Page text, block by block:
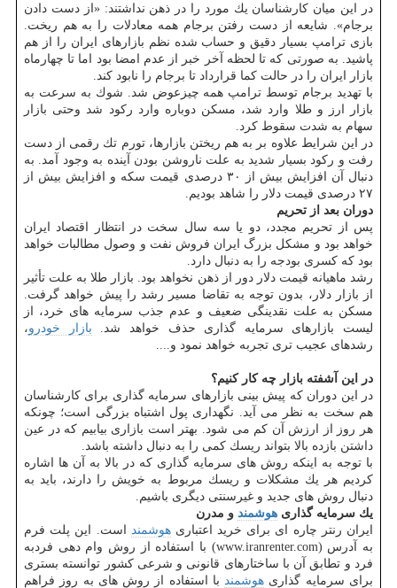
در این میان كارشناسان یك مورد را در ذهن نداشتند: «از دست دادن
برجام». شایعه از دست رفتن برجام همه معادلات را به هم ریخت.
بازی ترامپ بسیار دقیق و حساب شده نظم بازارهای ایران را از هم
پاشید. به صورتی كه تا لحظه آخر خبر از عدم امضا بود اما تا چهارماه
بازار ایران را در حالت كما قرارداد تا برجام را نابود كند.
با تهدید برجام توسط ترامپ همه چیزعوض شد. شوك به سرعت به
بازار ارز و طلا وارد شد، مسكن دوباره وارد ركود شد وحتی بازار
سهام به شدت سقوط كرد.
در این شرایط علاوه بر به هم ریختن بازارها، تورم تك رقمی از دست
رفت و ركود بسیار شدید به علت ناروشن بودن آینده به وجود آمد. به
دنبال آن افزایش بیش از ۳۰ درصدی قیمت سكه و افزایش بیش از
۲۷ درصدی قیمت دلار را شاهد بودیم.
دوران بعد از تحریم
پس از تحریم مجدد، دو یا سه سال سخت در انتظار اقتصاد ایران
خواهد بود و مشكل بزرگ ایران فروش نفت و وصول مطالبات خواهد
بود كه كسری بودجه را به دنبال دارد.
رشد ماهیانه قیمت دلار دور از ذهن نخواهد بود. بازار طلا به علت تأثیر
از بازار دلار، بدون توجه به تقاضا مسیر رشد را پیش خواهد گرفت.
مسكن به علت نقدینگی ضعیف و عدم جذب سرمایه های خرد، از
لیست بازارهای سرمایه گذاری حذف خواهد شد. بازار خودرو،
رشدهای عجیب تری تجربه خواهد نمود و....
در این آشفته بازار چه كار كنیم؟
در این دوران كه پیش بینی بازارهای سرمایه گذاری برای كارشناسان
هم سخت به نظر می آید. نگهداری پول اشتباه بزرگی است؛ چونكه
هر روز از ارزش آن كم می شود. بهتر است بازاری بیابیم كه در عین
داشتن بازده بالا بتواند ریسك كمی را به دنبال داشته باشد.
با توجه به اینكه روش های سرمایه گذاری كه در بالا به آن ها اشاره
كردیم هر یك مشكلات و ریسك مربوط به خویش را دارند، باید به
دنبال روش های جدید و غیرسنتی دیگری باشیم.
یك سرمایه گذاری هوشمند و مدرن
ایران رنتر چاره ای برای خرید اعتباریهوشمند است. این پلت فرم
به آدرس (www.iranrenter.com) با استفاده از روش وام دهی فردبه
فرد و تطابق آن با ساختارهای قانونی و شرعی كشور توانسته بستری
برای سرمایه گذاری هوشمند با استفاده از روش های به روز فراهم